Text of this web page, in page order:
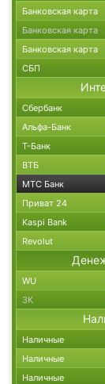
Банковская карта
Банковская карта
Банковская карта
СБП
Сбербанк
Альфа-Банк
Т-Банк
ВТБ
МТС Банк
Приват 24
Kaspi Bank
Revolut
WU
ЗК
Наличные
Наличные
Наличные